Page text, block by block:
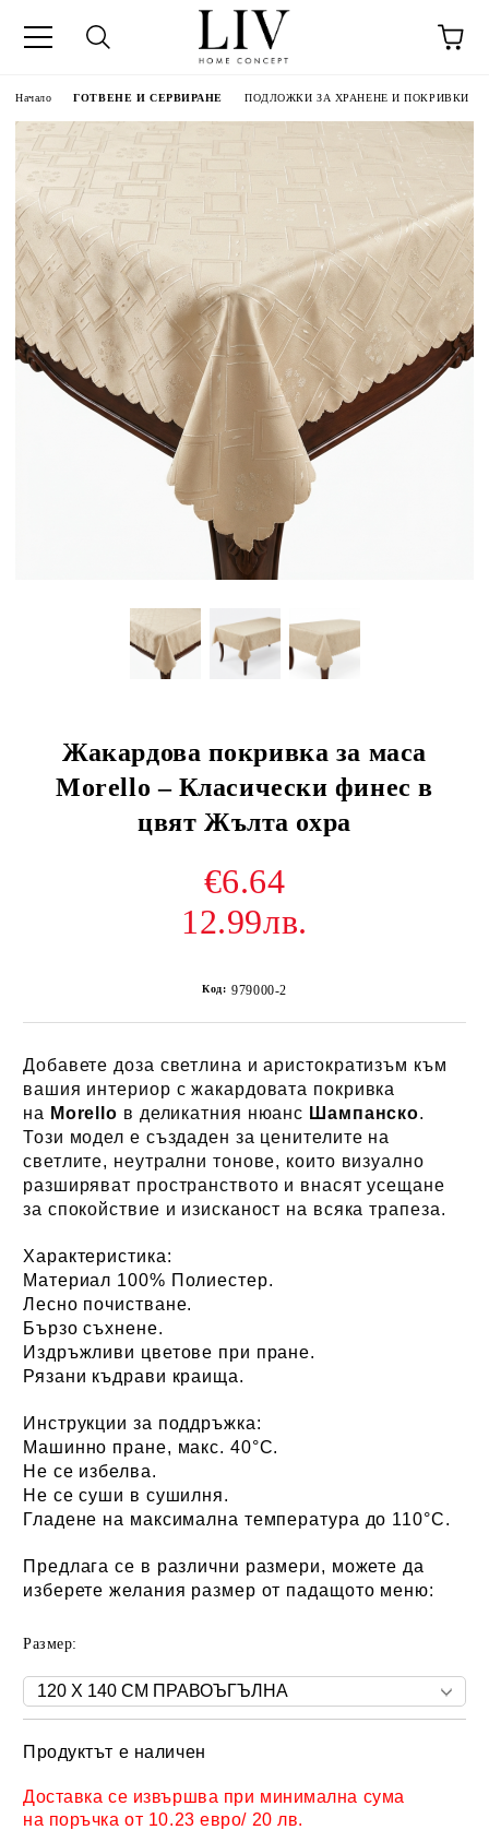
Начало ГОТВЕНЕ И СЕРВИРАНЕ ПОДЛОЖКИ ЗА ХРАНЕНЕ И ПОКРИВКИ
Жакардова покривка за маса
Morello – Класически финес в
цвят Жълта охра
€6.64
12.99лв.
Код: 979000-2
Добавете доза светлина и аристократизъм към
вашия интериор с жакардовата покривка
на Morello в деликатния нюанс Шампанско.
Този модел е създаден за ценителите на
светлите, неутрални тонове, които визуално
разширяват пространството и внасят усещане
за спокойствие и изисканост на всяка трапеза.
Характеристика:
Материал 100% Полиестер.
Лесно почистване.
Бързо съхнене.
Издръжливи цветове при пране.
Рязани къдрави краища.
Инструкции за поддръжка:
Машинно пране, макс. 40°C.
Не се избелва.
Не се суши в сушилня.
Гладене на максимална температура до 110°C.
Предлага се в различни размери, можете да
изберете желания размер от падащото меню:
Размер:
Продуктът е наличен
Доставка се извършва при минимална сума
на поръчка от 10.23 евро/ 20 лв.